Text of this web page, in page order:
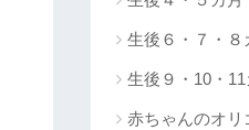
生後６・７・８
生後９・10・11
赤ちゃんのオリ